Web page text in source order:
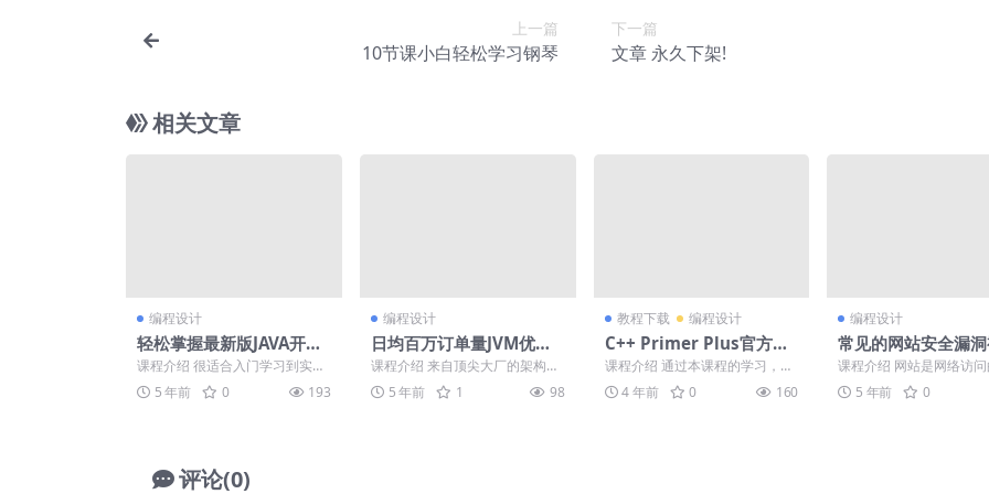
上一篇
10节课小白轻松学习钢琴
下一篇
文章 永久下架!
相关文章
编程设计
轻松掌握最新版JAVA开发
秘诀
课程介绍 很适合入门学习到实战
的JAVA开发实战课程，课程的整
体内容是经过重新设...
5 年前 0 193
编程设计
日均百万订单量JVM优化
策略实战
课程介绍 来自顶尖大厂的架构师
级JVM优化与GC调优策略实战课
程，是具备有尖端技...
5 年前 1 98
教程下载 编程设计
C++ Primer Plus官方视
频解读
课程介绍 通过本课程的学习，使
学习者掌握程序设计的基本方法,
具有一定的的应用计...
4 年前 0 160
编程设计
常见的网站安全漏洞
课程
课程介绍 网站是网络访问
本入口，随着互联网的飞
展，网站的弊端也开始就
5 年前 0
评论(0)